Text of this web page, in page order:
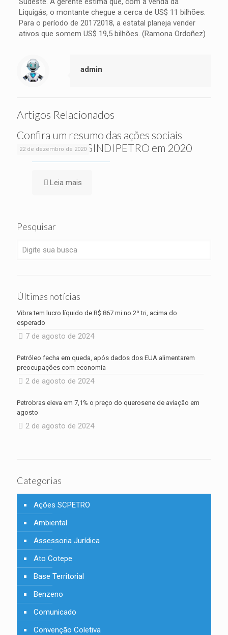
Liquigás, o montante chegue a cerca de US$ 11 bilhões.
Para o período de 20172018, a estatal planeja vender
ativos que somem US$ 19,5 bilhões. (Ramona Ordoñez)
admin
Artigos Relacionados
22 de dezembro de 2020
Confira um resumo das ações sociais
realizadas pelo SINDIPETRO em 2020
Leia mais
Pesquisar
Últimas notícias
Vibra tem lucro líquido de R$ 867 mi no 2º tri, acima do
esperado
7 de agosto de 2024
Petróleo fecha em queda, após dados dos EUA alimentarem
preocupações com economia
2 de agosto de 2024
Petrobras eleva em 7,1% o preço do querosene de aviação em
agosto
2 de agosto de 2024
Categorias
Ações SCPETRO
Ambiental
Assessoria Jurídica
Ato Cotepe
Base Territorial
Benzeno
Comunicado
Convenção Coletiva